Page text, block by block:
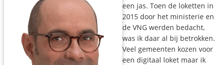
een jas. Toen de loketten in
2015 door het ministerie en
de VNG werden bedacht,
was ik daar al bij betrokken.
Veel gemeenten kozen voor
een digitaal loket maar ik